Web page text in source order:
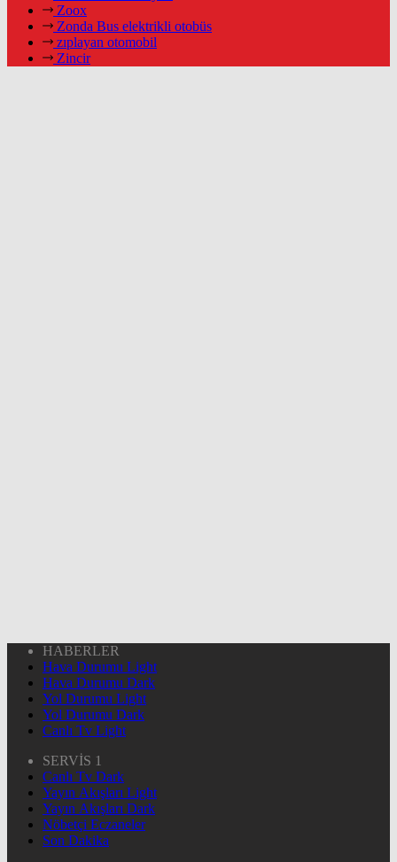
Zoox
Zonda Bus elektrikli otobüs
zıplayan otomobil
Zincir
HABERLER
Hava Durumu Light
Hava Durumu Dark
Yol Durumu Light
Yol Durumu Dark
Canlı Tv Light
SERVİS 1
Canlı Tv Dark
Yayın Akışları Light
Yayın Akışları Dark
Nöbetçi Eczaneler
Son Dakika